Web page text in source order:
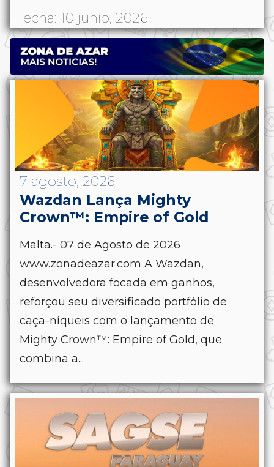
Fecha: 10 junio, 2026
7 agosto, 2026
Wazdan Lança Mighty
Crown™: Empire of Gold
Malta.- 07 de Agosto de 2026
www.zonadeazar.com A Wazdan,
desenvolvedora focada em ganhos,
reforçou seu diversificado portfólio de
caça-níqueis com o lançamento de
Mighty Crown™: Empire of Gold, que
combina a...